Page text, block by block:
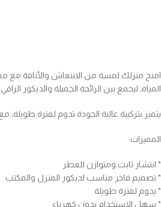
امنح منزلك لمسة من الانتعاش والأناقة مع
المياه، ليجمع بين الرائحة الجميلة والديكور
يتميز بتركيبة عالية الجودة تدوم لفترة
المميزات:
* انتشار ثابت ومتوازن للعطر
* تصميم فاخر مناسب لديكور المنزل والمكتب
* يدوم لفترة طويلة
* سهل الاستخدام بدون كهرباء